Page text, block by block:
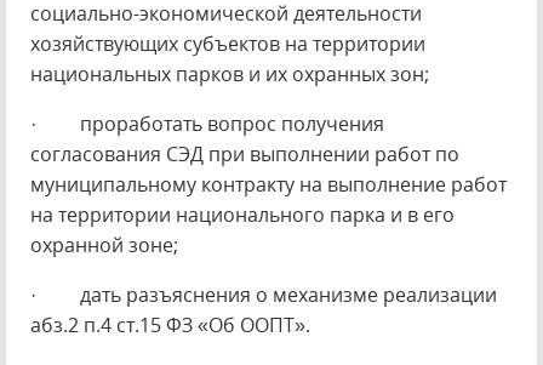
социально-экономической деятельности
хозяйствующих субъектов на территории
национальных парков и их охранных зон;
· проработать вопрос получения
согласования СЭД при выполнении работ по
муниципальному контракту на выполнение работ
на территории национального парка и в его
охранной зоне;
· дать разъяснения о механизме реализации
абз.2 п.4 ст.15 ФЗ «Об ООПТ».